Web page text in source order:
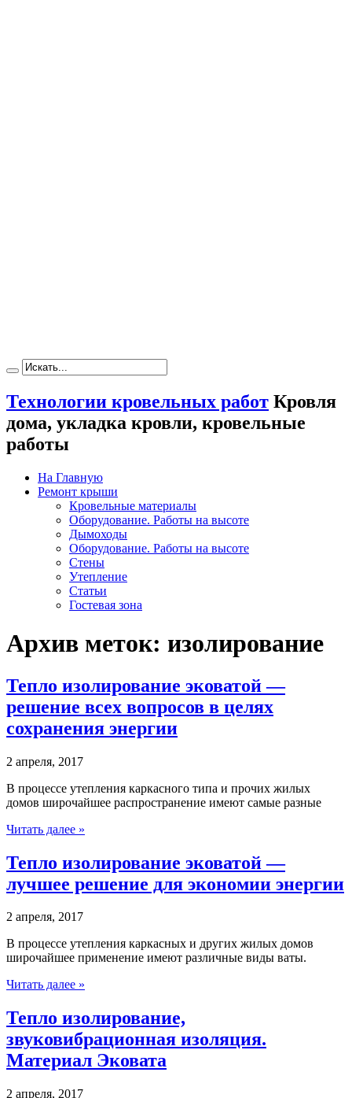
Технологии кровельных работ Кровля
дома, укладка кровли, кровельные
работы
На Главную
Ремонт крыши
Кровельные материалы
Оборудование. Работы на высоте
Дымоходы
Оборудование. Работы на высоте
Стены
Утепление
Статьи
Гостевая зона
Архив меток: изолирование
Тепло изолирование эковатой —
решение всех вопросов в целях
сохранения энергии
2 апреля, 2017
В процессе утепления каркасного типа и прочих жилых
домов широчайшее распространение имеют самые разные
Читать далее »
Тепло изолирование эковатой —
лучшее решение для экономии энергии
2 апреля, 2017
В процессе утепления каркасных и других жилых домов
широчайшее применение имеют различные виды ваты.
Читать далее »
Тепло изолирование,
звуковибрационная изоляция.
Материал Эковата
2 апреля, 2017